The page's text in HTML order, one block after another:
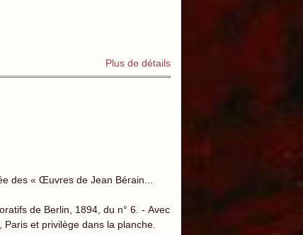
Plus de détails
des « Œuvres de Jean Bérain...
de Berlin, 1894, du n° 6. - Avec
et privilège dans la planche.